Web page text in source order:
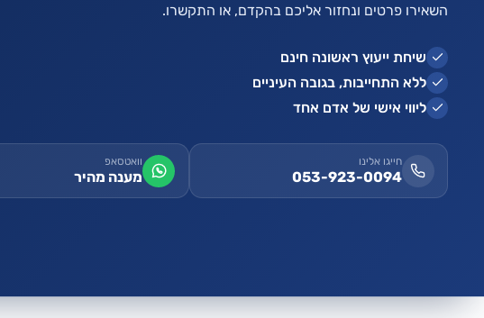
השאירו פרטים ונחזור אליכם בהקדם, או התקשרו.
שיחת ייעוץ ראשונה חינם
ללא התחייבות, בגובה העיניים
ליווי אישי של אדם אחד
חייגו אלינו
053-923-0094
וואטסאפ
מענה מהיר